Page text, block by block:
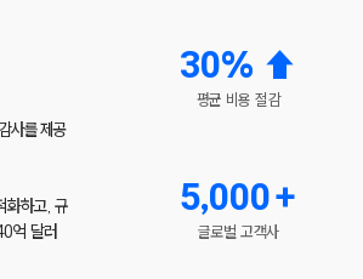
사를 제공
하고, 규
억 달러
30% ⬆︎
​평균 비용 절감
5,000+
글로벌 고객사